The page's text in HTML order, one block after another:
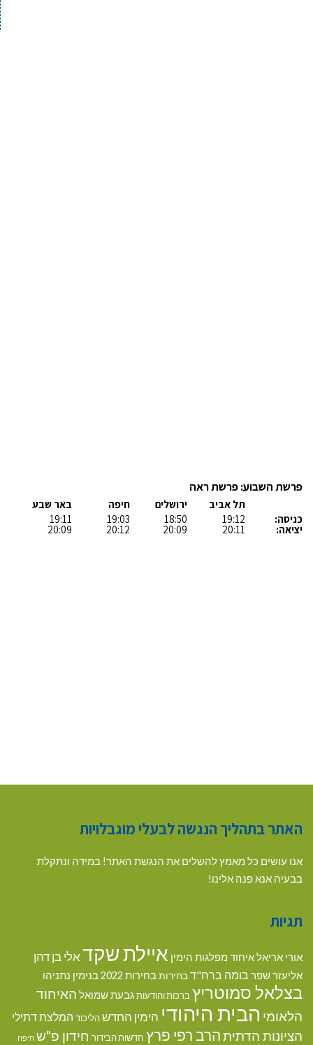
פרשת השבוע: פרשת ראה
כניסה:
יציאה:
תל אביב
19:12
20:11
ירושלים
18:50
20:09
חיפה
19:03
20:12
באר שבע
19:11
20:09
האתר בתהליך הנגשה לבעלי מוגבלויות
אנו עושים כל מאמץ להשלים את הנגשת האתר! במידה ונתקלת
בבעיה אנא פנה אלינו!
תגיות
אורי אריאלאיחוד מפלגות הימין איילת שקדאלי בן דהן
אליעזר שפר בומה ברח"דבחירות בחירות 2022 בנימין נתניהו
בצלאל סמוטריץ ברכות והודעותגבעת שמואל האיחוד
הלאומי הבית היהודי הימין החדשהליכוד המלצת דתילי
הציונות הדתיתהרב רפי פרץ חדשות הבידור חידון פ"ש חיפה